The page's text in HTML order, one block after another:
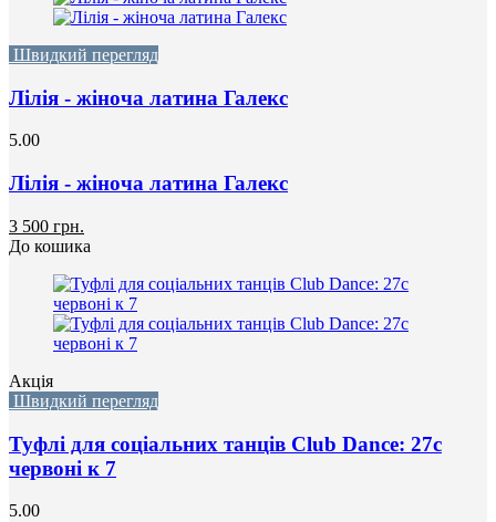
Швидкий перегляд
Лілія - жіноча латина Галекс
5.00
Лілія - жіноча латина Галекс
3 500 грн.
До кошика
Акція
Швидкий перегляд
Туфлі для соціальних танців Club Dance: 27с
червоні к 7
5.00